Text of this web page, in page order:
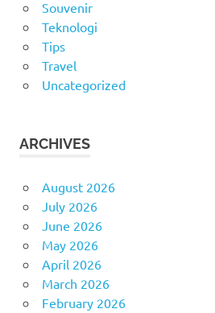
Souvenir
Teknologi
Tips
Travel
Uncategorized
ARCHIVES
August 2026
July 2026
June 2026
May 2026
April 2026
March 2026
February 2026